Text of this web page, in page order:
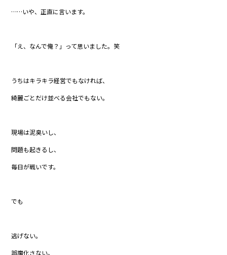
o
……いや、正直に言います。
「え、なんで俺？」って思いました。笑
うちはキラキラ経営でもなければ、
綺麗ごとだけ並べる会社でもない。
現場は泥臭いし、
問題も起きるし、
毎日が戦いです。
でも――
逃げない。
誤魔化さない。